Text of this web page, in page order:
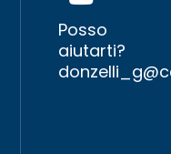
Posso
aiutarti?